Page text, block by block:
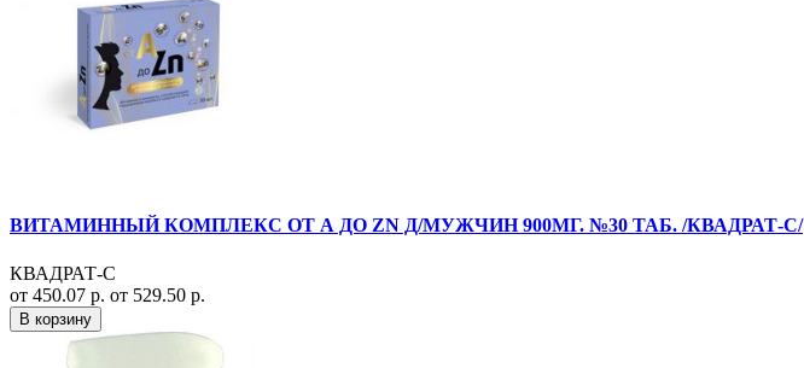
ВИТАМИННЫЙ КОМПЛЕКС ОТ А ДО ZN Д/МУЖЧИН 900МГ. №30 ТАБ. /КВАДРАТ-С/
КВАДРАТ-С
от 450.07 р. от 529.50 р.
В корзину